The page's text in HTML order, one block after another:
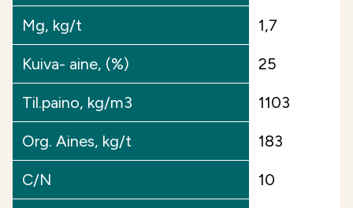
Mg, kg/t 1,7
Kuiva- aine, (%) 25
Til.paino, kg/m3 1103
Org. Aines, kg/t 183
C/N 10